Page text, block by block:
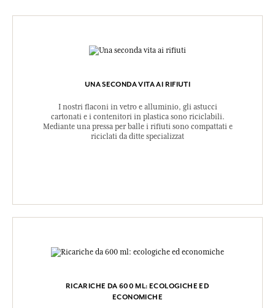
UNA SECONDA VITA AI RIFIUTI
I nostri flaconi in vetro e alluminio, gli astucci
cartonati e i contenitori in plastica sono riciclabili.
Mediante una pressa per balle i rifiuti sono compattati e
riciclati da ditte specializzat
RICARICHE DA 600 ML: ECOLOGICHE ED
ECONOMICHE